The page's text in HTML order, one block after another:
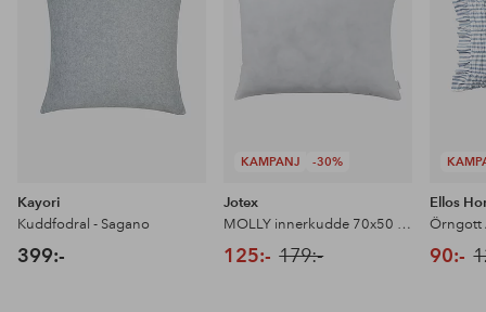
Kayori
Kuddfodral - Sagano
399:-
KAMPANJ -30%
Jotex
MOLLY innerkudde 70x50 cm
125:- 179:-
Ellos
90:-